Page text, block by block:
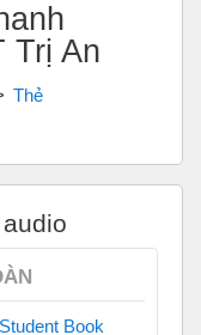
Trị An
Thẻ
Book